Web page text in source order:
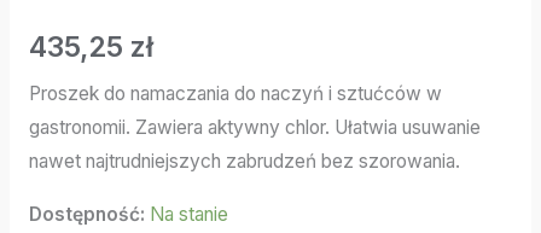
435,25 zł
Proszek do namaczania do naczyń i sztućców w
gastronomii. Zawiera aktywny chlor. Ułatwia usuwanie
nawet najtrudniejszych zabrudzeń bez szorowania.
Dostępność: Na stanie